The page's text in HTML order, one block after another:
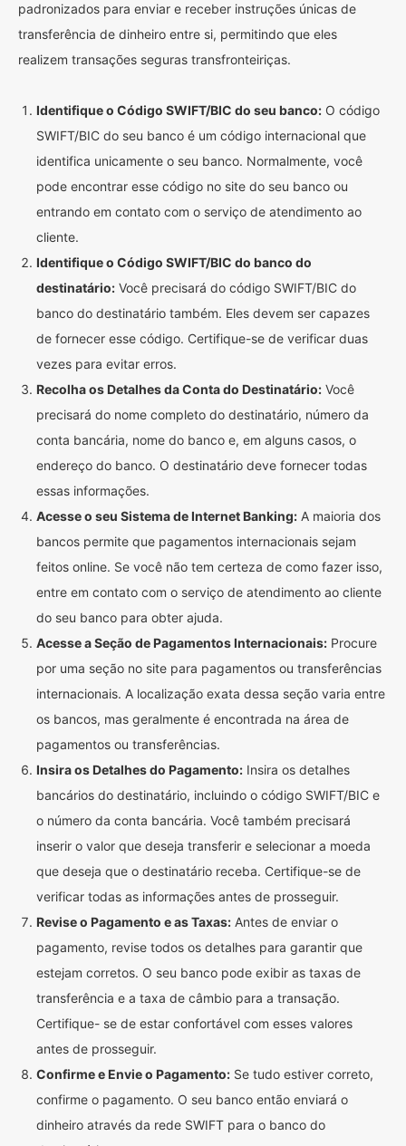
padronizados para enviar e receber instruções únicas de
transferência de dinheiro entre si, permitindo que eles
realizem transações seguras transfronteiriças.
Identifique o Código SWIFT/BIC do seu banco: O código
SWIFT/BIC do seu banco é um código internacional que
identifica unicamente o seu banco. Normalmente, você
pode encontrar esse código no site do seu banco ou
entrando em contato com o serviço de atendimento ao
cliente.
Identifique o Código SWIFT/BIC do banco do
destinatário: Você precisará do código SWIFT/BIC do
banco do destinatário também. Eles devem ser capazes
de fornecer esse código. Certifique-se de verificar duas
vezes para evitar erros.
Recolha os Detalhes da Conta do Destinatário: Você
precisará do nome completo do destinatário, número da
conta bancária, nome do banco e, em alguns casos, o
endereço do banco. O destinatário deve fornecer todas
essas informações.
Acesse o seu Sistema de Internet Banking: A maioria dos
bancos permite que pagamentos internacionais sejam
feitos online. Se você não tem certeza de como fazer isso,
entre em contato com o serviço de atendimento ao cliente
do seu banco para obter ajuda.
Acesse a Seção de Pagamentos Internacionais: Procure
por uma seção no site para pagamentos ou transferências
internacionais. A localização exata dessa seção varia entre
os bancos, mas geralmente é encontrada na área de
pagamentos ou transferências.
Insira os Detalhes do Pagamento: Insira os detalhes
bancários do destinatário, incluindo o código SWIFT/BIC e
o número da conta bancária. Você também precisará
inserir o valor que deseja transferir e selecionar a moeda
que deseja que o destinatário receba. Certifique-se de
verificar todas as informações antes de prosseguir.
Revise o Pagamento e as Taxas: Antes de enviar o
pagamento, revise todos os detalhes para garantir que
estejam corretos. O seu banco pode exibir as taxas de
transferência e a taxa de câmbio para a transação.
Certifique- se de estar confortável com esses valores
antes de prosseguir.
Confirme e Envie o Pagamento: Se tudo estiver correto,
confirme o pagamento. O seu banco então enviará o
dinheiro através da rede SWIFT para o banco do